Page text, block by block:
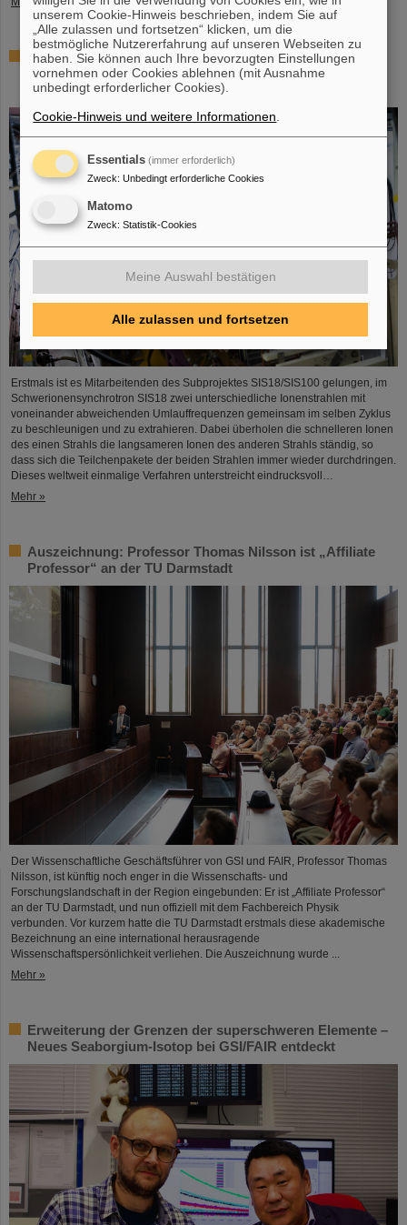
Gleichzeitige Beschleunigung von zwei Ionenstrahlen:
Einzigartiges Verfahren im Ringbeschleuniger SIS18
demonstriert
Erstmals ist es Mitarbeitenden des Subprojektes SIS18/SIS100 gelungen, im
Schwerionensynchrotron SIS18 zwei unterschiedliche Ionenstrahlen mit
voneinander abweichenden Umlauffrequenzen gemeinsam im selben Zyklus
zu beschleunigen und zu extrahieren. Dabei überholen die schnelleren Ionen
des einen Strahls die langsameren Ionen des anderen Strahls ständig, so
dass sich die Teilchenpakete der beiden Strahlen immer wieder durchdringen.
Dieses weltweit einmalige Verfahren unterstreicht eindrucksvoll…
Mehr »
Auszeichnung: Professor Thomas Nilsson ist „Affiliate
Professor“ an der TU Darmstadt
Der Wissenschaftliche Geschäftsführer von GSI und FAIR, Professor Thomas
Nilsson, ist künftig noch enger in die Wissenschafts- und
Forschungslandschaft in der Region eingebunden: Er ist „Affiliate Professor“
an der TU Darmstadt, und nun offiziell mit dem Fachbereich Physik
verbunden. Vor kurzem hatte die TU Darmstadt erstmals diese akademische
Bezeichnung an eine international herausragende
Wissenschaftspersönlichkeit verliehen. Die Auszeichnung wurde ...
Mehr »
Erweiterung der Grenzen der superschweren Elemente –
Neues Seaborgium-Isotop bei GSI/FAIR entdeckt
unserem Cookie-Hinweis beschrieben, indem Sie auf
„Alle zulassen und fortsetzen“ klicken, um die
bestmögliche Nutzererfahrung auf unseren Webseiten zu
haben. Sie können auch Ihre bevorzugten Einstellungen
vornehmen oder Cookies ablehnen (mit Ausnahme
unbedingt erforderlicher Cookies).
Cookie-Hinweis und weitere Informationen
Essentials (immer erforderlich)
Zweck: Unbedingt erforderliche Cookies
Matomo
Zweck: Statistik-Cookies
Meine Auswahl bestätigen
Alle zulassen und fortsetzen